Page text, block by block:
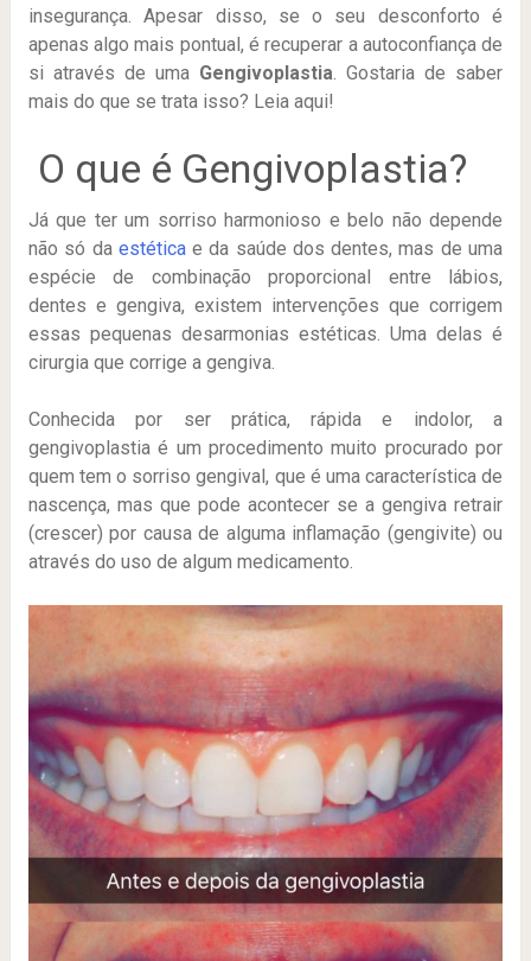
insegurança. Apesar disso, se o seu desconforto é
apenas algo mais pontual, é recuperar a autoconfiança de
si através de uma Gengivoplastia . Gostaria de saber
mais do que se trata isso? Leia aqui!
O que é Gengivoplastia?
Já que ter um sorriso harmonioso e belo não depende
não só da estéticae da saúde dos dentes, mas de uma
espécie de combinação proporcional entre lábios,
dentes e gengiva, existem intervenções que corrigem
essas pequenas desarmonias estéticas. Uma delas é
cirurgia que corrige a gengiva.
Conhecida por ser prática, rápida e indolor, a
gengivoplastia é um procedimento muito procurado por
quem tem o sorriso gengival, que é uma característica de
nascença, mas que pode acontecer se a gengiva retrair
(crescer) por causa de alguma inflamação (gengivite) ou
através do uso de algum medicamento.